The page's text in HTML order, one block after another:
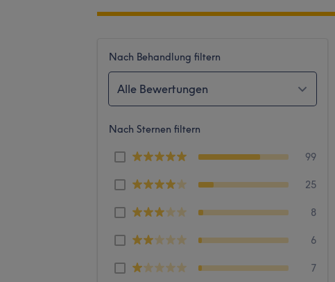
Nach Behandlung filtern
Alle Bewertungen
Nach Sternen filtern
99
25
8
6
7